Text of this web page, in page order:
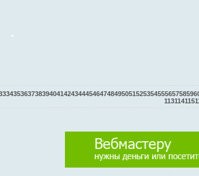
3435363738394041424344454647484950515253545556575859
113114115